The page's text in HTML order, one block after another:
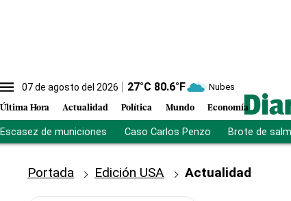
07 de agosto del 2026 27°C 80.6°F Nubes
Última Hora Actualidad Política Mundo Economía
Escasez de municiones Caso Carlos Penzo Brote de
Portada Edición USA Actualidad